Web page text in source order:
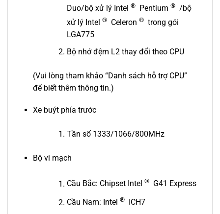
Duo/bộ xử lý Intel ®Pentium ®/bộ
xử lý Intel ®Celeron ®trong gói
LGA775
Bộ nhớ đệm L2 thay đổi theo CPU
(Vui lòng tham khảo “Danh sách hỗ trợ CPU”
để biết thêm thông tin.)
Xe buýt phía trước
Tần số 1333/1066/800MHz
Bộ vi mạch
Cầu Bắc: Chipset Intel ®G41 Express
Cầu Nam: Intel ®ICH7